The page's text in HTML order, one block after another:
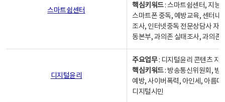
스마트쉼센터
핵심키워드: 스마트쉼센터, 지능
스마트폰 중독, 예방교육, 센터내
조사, 인터넷중독 전문상담사 자
동본부, 과의존 실태조사, 과의존
디지털윤리
주요업무: 디지털윤리 콘텐츠 지
핵심키워드: 방송통신위원회, 방
예방, 사이버폭력, 아인세, 아름
디지털시민